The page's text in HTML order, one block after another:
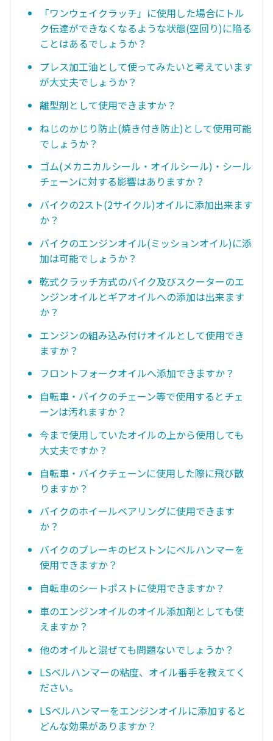
「ワンウェイクラッチ」に使用した場合にトル
ク伝達ができなくなるような状態(空回り)に陥る
ことはあるでしょうか？
プレス加工油として使ってみたいと考えています
が大丈夫でしょうか？
離型剤として使用できますか？
ねじのかじり防止(焼き付き防止)として使用可能
でしょうか？
ゴム(メカニカルシール・オイルシール)・シール
チェーンに対する影響はありますか？
バイクの2スト(2サイクル)オイルに添加出来ます
か？
バイクのエンジンオイル(ミッションオイル)に添
加は可能でしょうか？
乾式クラッチ方式のバイク及びスクーターのエ
ンジンオイルとギアオイルへの添加は出来ます
か？
エンジンの組み込み付けオイルとして使用でき
ますか？
フロントフォークオイルへ添加できますか？
自転車・バイクのチェーン等で使用するとチェ
ーンは汚れますか？
今まで使用していたオイルの上から使用しても
大丈夫ですか？
自転車・バイクチェーンに使用した際に飛び散
りますか？
バイクのホイールベアリングに使用できます
か？
バイクのブレーキのピストンにベルハンマーを
使用できますか？
自転車のシートポストに使用できますか？
車のエンジンオイルのオイル添加剤としても使
えますか？
他のオイルと混ぜても問題ないでしょうか？
LSベルハンマーの粘度、オイル番手を教えてく
ださい。
LSベルハンマーをエンジンオイルに添加すると
どんな効果がありますか？